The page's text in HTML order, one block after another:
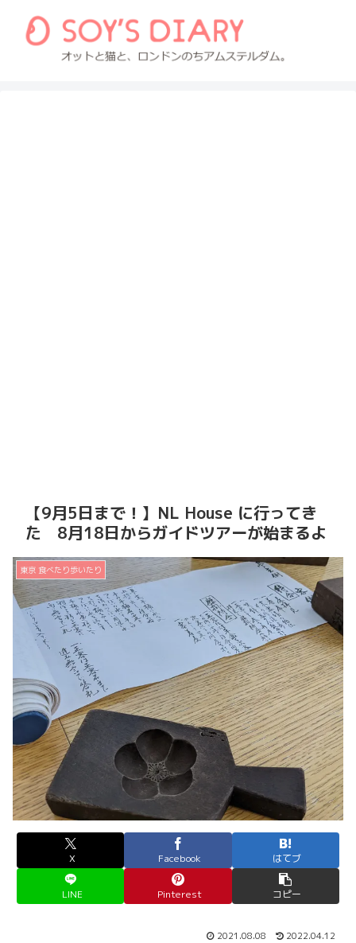
【9月5日まで！】NL House に行ってき
た 8月18日からガイドツアーが始まるよ
東京 食べたり歩いたり
X Facebook はてブ
LINE Pinterest コピー
2021.08.08 2022.04.12